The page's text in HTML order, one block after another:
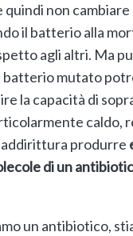
quindi non
il batterio alla
agli altri. Ma
batterio mutato
la capacità di
caldo,
produrre
di un
un antibiotico,